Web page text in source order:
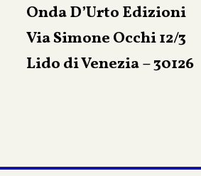
Onda D’Urto Edizioni
Via Simone Occhi 12/3
Lido di Venezia – 30126